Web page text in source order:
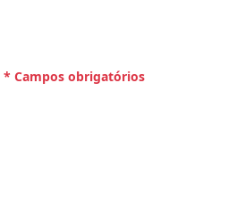
* Campos obrigatórios